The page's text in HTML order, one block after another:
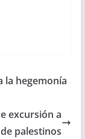
la hegemonía
excursión a
palestinos